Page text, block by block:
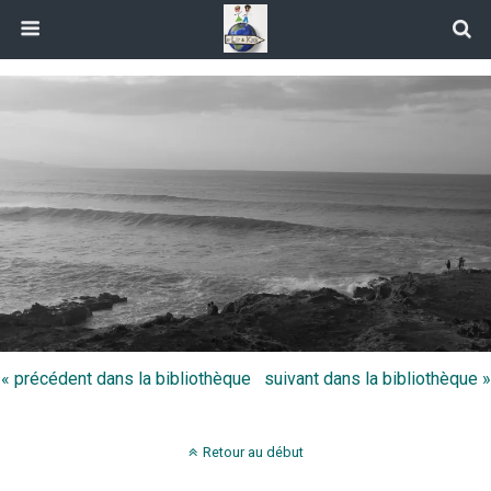
« précédent dans la bibliothèque suivant dans la bibliothèque »
Retour au début